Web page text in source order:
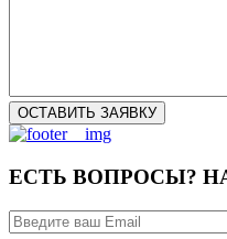
ЕСТЬ ВОПРОСЫ?